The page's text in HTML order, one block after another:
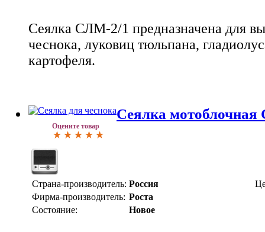
Сеялка СЛМ-2/1 предназначена для
чеснока, луковиц тюльпана,
картофеля.
Оцените товар
Сеялка
Страна-производитель: Россия
Фирма-производитель: Роста
Состояние:
Новое